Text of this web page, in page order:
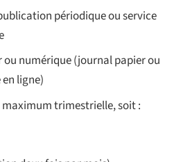
périodique ou service
ou numérique (journal papier ou
ligne)
trimestrielle, soit :